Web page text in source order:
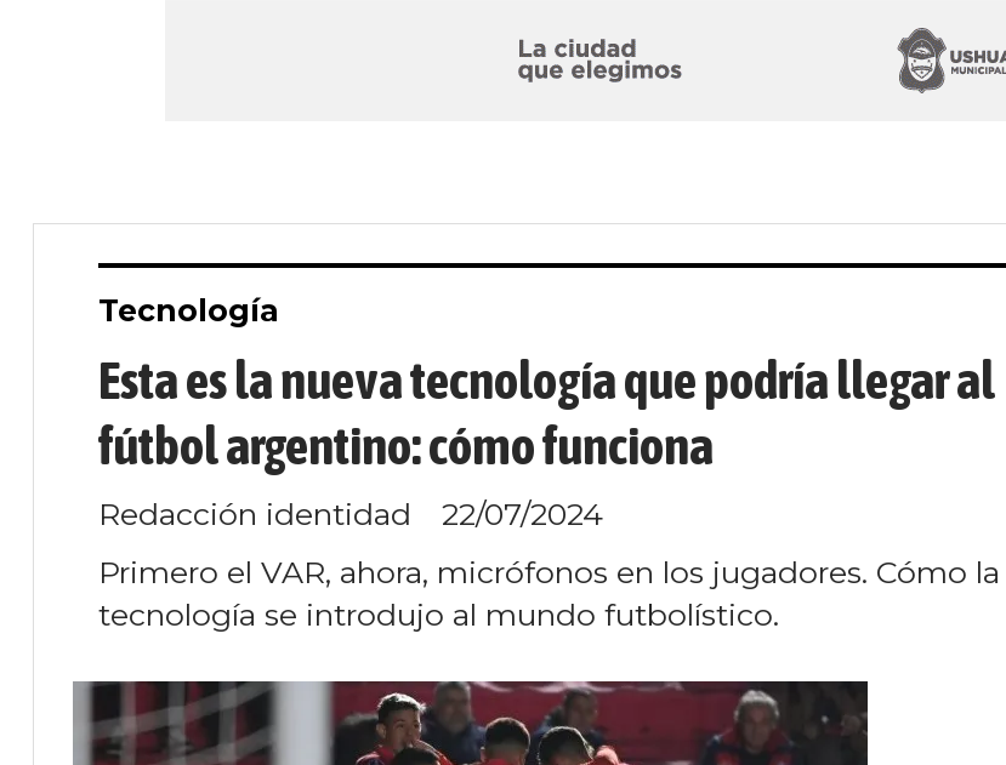
Esta es la nueva tecnología que podría llegar al
fútbol argentino: cómo funciona
Primero el VAR, ahora, micrófonos en los jugadores. Cómo la
tecnología se introdujo al mundo futbolístico.
Tecnología
22/07/2024
Redacción identidad